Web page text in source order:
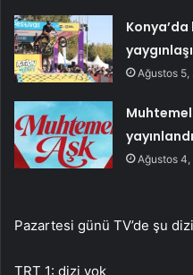
Ağustos 5,
Ağustos
Pazartesi günü TV’de şu
TRT 1: dizi yok